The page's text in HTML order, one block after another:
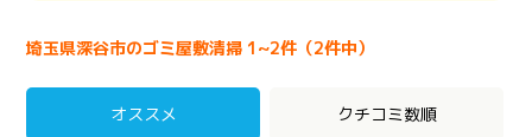
埼玉県深谷市のゴミ屋敷清掃 1~2件（2件中）
オススメ クチコミ数順